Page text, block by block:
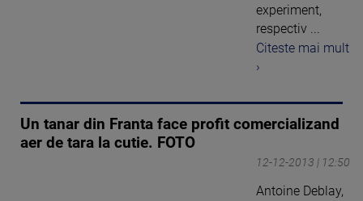
experiment,
respectiv ...
Citeste mai mult
›
Un tanar din Franta face profit comercializand
aer de tara la cutie. FOTO
12-12-2013 | 12:50
Antoine Deblay,